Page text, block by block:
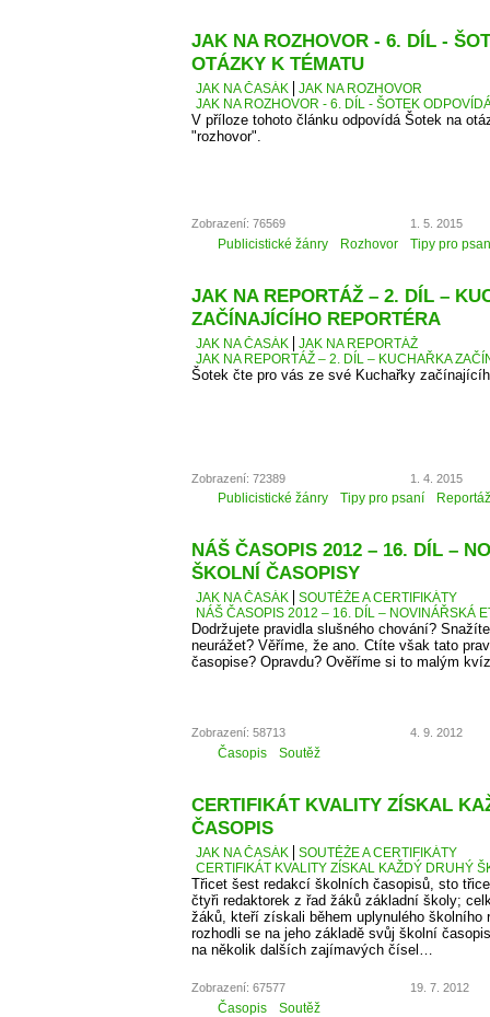
JAK NA ROZHOVOR - 6. DÍL -
OTÁZKY K TÉMATU
JAK NA ČASÁK
JAK NA ROZHOVOR
JAK NA ROZHOVOR - 6. DÍL - ŠOTEK
V příloze tohoto článku odpovídá Šotek na
"rozhovor".
Zobrazení: 76569 1. 5. 2015
Publicistické žánry Rozhovor Tipy pro
JAK NA REPORTÁŽ – 2. DÍL –
ZAČÍNAJÍCÍHO REPORTÉRA
JAK NA ČASÁK
JAK NA REPORTÁŽ
JAK NA REPORTÁŽ – 2. DÍL – KUCHAŘKA
Šotek čte pro vás ze své Kuchařky
Zobrazení: 72389 1. 4. 2015
Publicistické žánry Tipy pro psaní Reportáž
NÁŠ ČASOPIS 2012 – 16. DÍL –
ŠKOLNÍ ČASOPISY
JAK NA ČASÁK
SOUTĚŽE A CERTIFIKÁTY
NÁŠ ČASOPIS 2012 – 16. DÍL – NOVINÁŘSKÁ
Dodržujete pravidla slušného chování?
neurážet? Věříme, že ano. Ctíte však tato
časopise? Opravdu? Ověříme si to malým
Zobrazení: 58713 4. 9. 2012
Časopis Soutěž
CERTIFIKÁT KVALITY ZÍSKAL
ČASOPIS
JAK NA ČASÁK
SOUTĚŽE A CERTIFIKÁTY
CERTIFIKÁT KVALITY ZÍSKAL KAŽDÝ DRUHÝ
Třicet šest redakcí školních časopisů, sto
čtyři redaktorek z řad žáků základní školy;
žáků, kteří získali během uplynulého školního
rozhodli se na jeho základě svůj školní
na několik dalších zajímavých čísel…
Zobrazení: 67577 19. 7. 2012
Časopis Soutěž